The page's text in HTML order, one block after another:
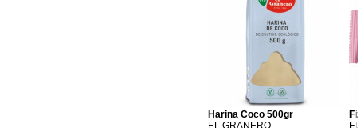
Harina Coco 500gr
EL GRANERO